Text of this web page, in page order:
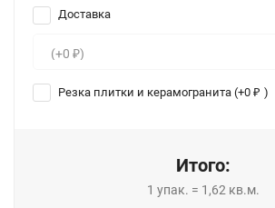
Доставка
Резка плитки и керамогранита (+0 ₽ )
Итого:
1 упак. = 1,62 кв.м.